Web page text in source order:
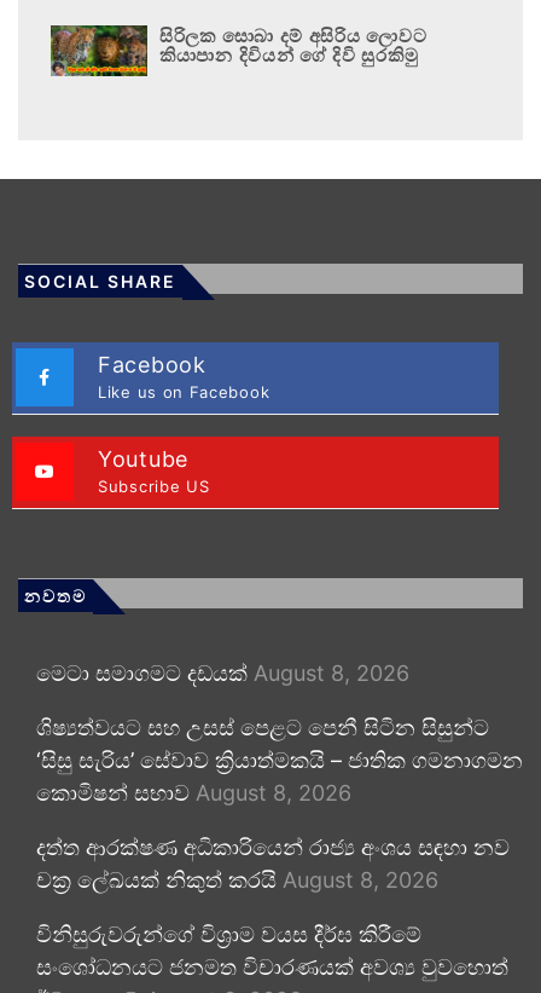
සිරිලක සොබා දම් අසිරිය ලොවට
කියාපාන දිවියන් ගේ දිවි සුරකිමු
SOCIAL SHARE
Facebook
Like us on Facebook
Youtube
Subscribe US
නවතම
මෙටා සමාගමට දඩයක් August 8, 2026
ශිෂ්‍යත්වයට සහ උසස් පෙළට පෙනී සිටින සිසුන්ට
‘සිසු සැරිය’ සේවාව ක්‍රියාත්මකයි – ජාතික ගමනාගමන
කොමිෂන් සභාව August 8, 2026
දත්ත ආරක්ෂණ අධිකාරියෙන් රාජ්‍ය අංශය සඳහා නව
චක්‍ර ලේඛයක් නිකුත් කරයි August 8, 2026
විනිසුරුවරුන්ගේ විශ්‍රාම වයස දීර්ඝ කිරීමේ
සංශෝධනයට ජනමත විචාරණයක් අවශ්‍ය වුවහොත්